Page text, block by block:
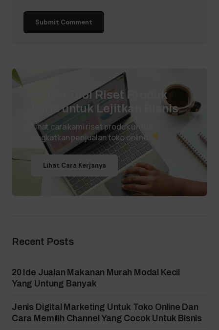
Submit Comment
Ini Dia Tool Riset Produk
Laris untuk Lejitkan Bisnis
Lihat cara kami riset produk untuk
tingkatkan penjualan toko online.
Lihat Cara Kerjanya
Recent Posts
20 Ide Jualan Makanan Murah Modal Kecil
Yang Untung Banyak
Jenis Digital Marketing Untuk Toko Online Dan
Cara Memilih Channel Yang Cocok Untuk Bisnis